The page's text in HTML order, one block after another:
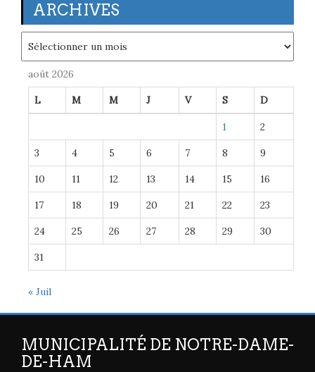
ARCHIVES
août 2026
L M M J V S D
1 2
3 4 5 6 7 8 9
10 11 12 13 14 15 16
17 18 19 20 21 22 23
24 25 26 27 28 29 30
31
« Juil
MUNICIPALITÉ DE NOTRE-DAME-
DE-HAM